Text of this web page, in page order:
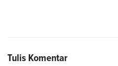
Tulis Komentar